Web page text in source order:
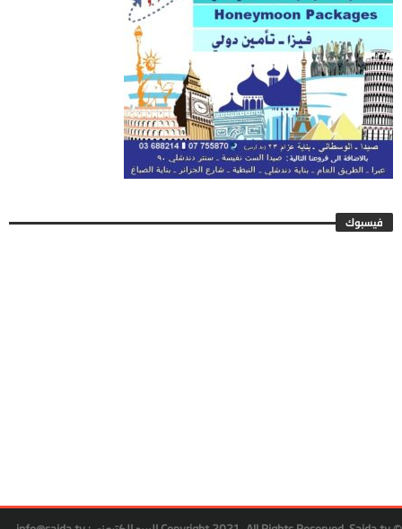
فيسبوك